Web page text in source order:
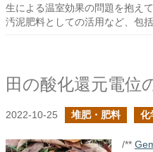
生による温室効果の問題を抱え
汚泥肥料としての活用など、包
田の酸化還元電位
2022-10-25 堆肥・肥料 化
/**